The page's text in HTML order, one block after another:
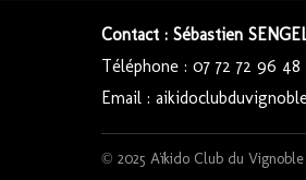
Contact : Sébastien
Téléphone : 07 72 72 96 48
Email :
© 2025 Aïkido Club du Vignoble